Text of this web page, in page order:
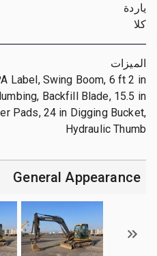
ياردة
كلا
الميزات
Label, Swing Boom, 6 ft 2 in
Backfill Blade, 15.5 in
Pads, 24 in Digging Bucket,
Hydraulic Thumb
General Appearance